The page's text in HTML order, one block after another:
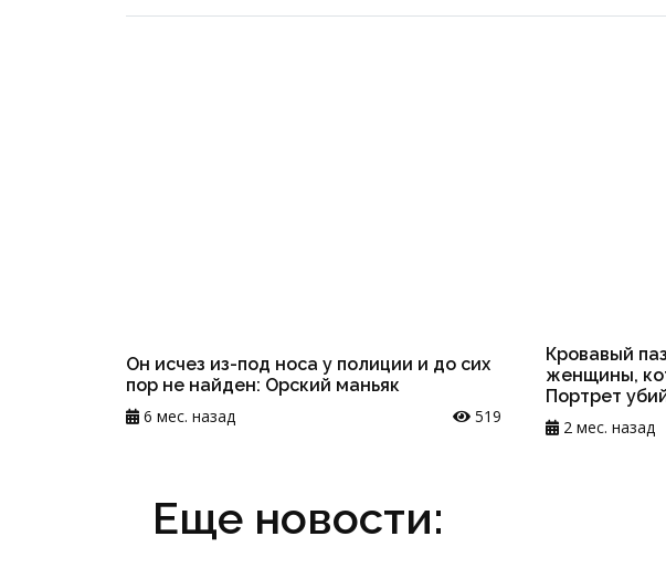
Он исчез из-под носа у полиции и до сих
пор не найден: Орский маньяк
6 мес. назад
519
Кровавый
женщины,
Портрет
2 мес. назад
Еще новости: